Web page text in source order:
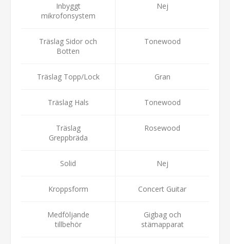
Inbyggt
mikrofonsystem
Nej
Träslag Sidor och
Botten
Tonewood
Träslag Topp/Lock Gran
Träslag Hals Tonewood
Träslag
Greppbräda
Rosewood
Solid Nej
Kroppsform Concert Guitar
Medföljande
tillbehör
Gigbag och
stämapparat